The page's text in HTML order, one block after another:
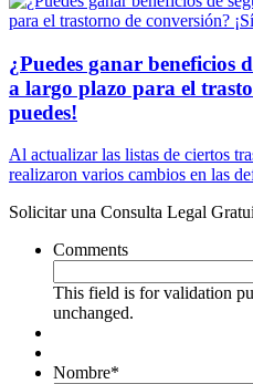
¿Puedes ganar beneficios
a largo plazo para el
puedes!
Al actualizar las listas de ciertos
realizaron varios cambios en las
Solicitar una Consulta Legal
Comments
This field is for validation
unchanged.
Nombre*